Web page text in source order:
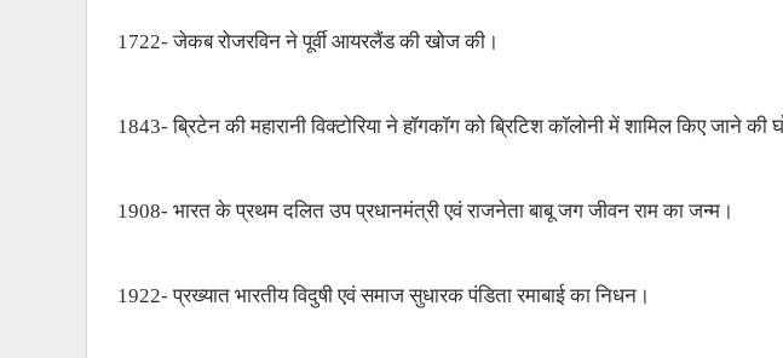
1722- जेकब रोजरविन ने पूर्वी आयरलैंड की खोज की।
1843- ब्रिटेन की महारानी विक्टोरिया ने हॉगकॉग को ब्रिटिश कॉलोनी में शामिल किए जाने की
1908- भारत के प्रथम दलित उप प्रधानमंत्री एवं राजनेता बाबू जग जीवन राम का जन्म।
1922- प्रख्यात भारतीय विदुषी एवं समाज सुधारक पंडिता रमाबाई का निधन।